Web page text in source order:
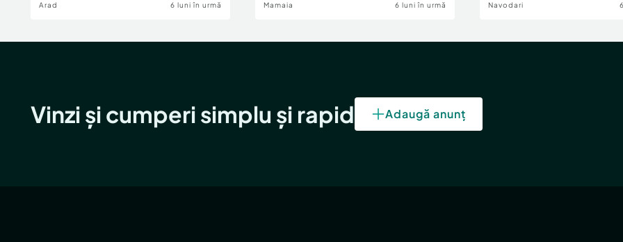
Arad 6 luni în urmă Mamaia 6 luni în urmă Navodari
Vinzi și cumperi simplu și rapid Adaugă anunț